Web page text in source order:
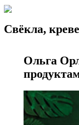
Свёкла,
Ольга